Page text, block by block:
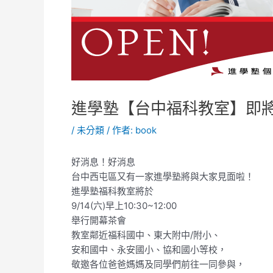
進學塾【台中福科教室】即
/ 未分類 / 作者: book
好消息！好消息
台中西屯區又有一家進學塾將與大家見面啦！
進學塾福科教室將於
9/14(六)早上10:30~12:00
舉行開幕茶會
教室鄰近福科國中、東大附中/附小、
安和國中、永安國小、協和國小等校，
敬邀各位爸爸媽媽及同學們前往一同參與，